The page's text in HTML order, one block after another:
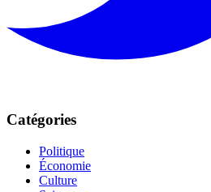
Catégories
Politique
Économie
Culture